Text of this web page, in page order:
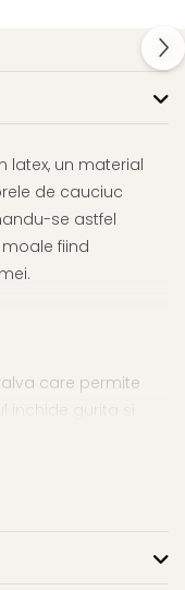
latex, un material
de cauciuc
se astfel
fiind
care permite
inchide gurita si
a bebelusului.